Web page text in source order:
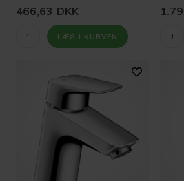
466,63 DKK